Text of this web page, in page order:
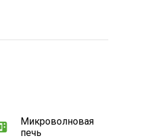
Микроволновая
печь